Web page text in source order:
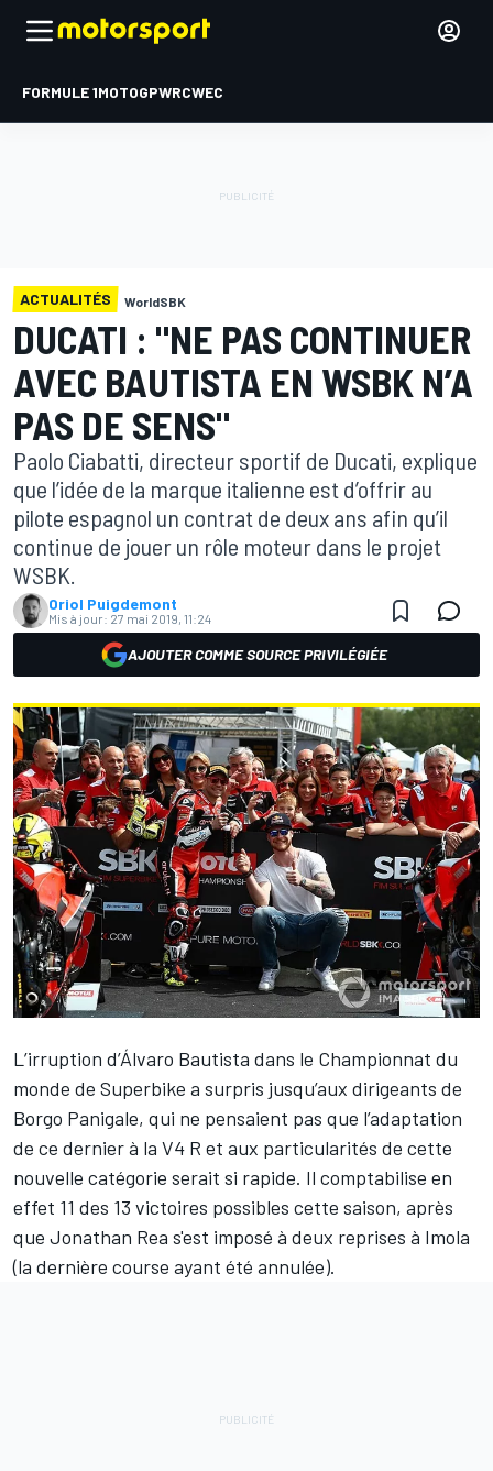
FORMULE 1MOTOGPWRCWEC
ACTUALITÉS WorldSBK
DUCATI : "NE PAS CONTINUER
AVEC BAUTISTA EN WSBK N’A
PAS DE SENS"
Paolo Ciabatti, directeur sportif de Ducati, explique
que l’idée de la marque italienne est d’offrir au
pilote espagnol un contrat de deux ans afin qu’il
continue de jouer un rôle moteur dans le projet
WSBK.
Oriol Puigdemont
Mis à jour: 27 mai 2019, 11:24
AJOUTER COMME SOURCE PRIVILÉGIÉE
L’irruption d’Álvaro Bautista dans le Championnat du
monde de Superbike a surpris jusqu’aux dirigeants de
Borgo Panigale, qui ne pensaient pas que l’adaptation
de ce dernier à la V4 R et aux particularités de cette
nouvelle catégorie serait si rapide. Il comptabilise en
effet 11 des 13 victoires possibles cette saison, après
que Jonathan Rea s'est imposé à deux reprises à Imola
(la dernière course ayant été annulée).